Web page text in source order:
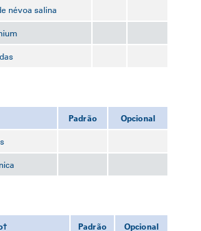
névoa salina
Padrão Opcional
Padrão Opcional